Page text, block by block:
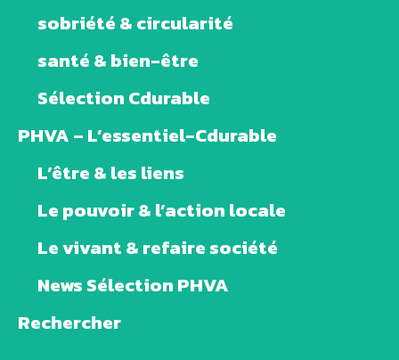
sobriété & circularité
santé & bien-être
Sélection Cdurable
PHVA – L’essentiel-Cdurable
L’être & les liens
Le pouvoir & l’action locale
Le vivant & refaire société
News Sélection PHVA
Rechercher